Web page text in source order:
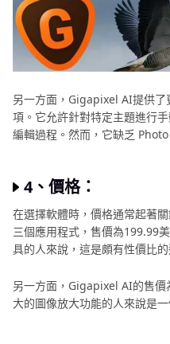
另一方面，Gigapixel AI提供
項。它允許針對特定主題進行
編輯過程。然而，它缺乏
4、價格：
在選擇軟體時，價格通常起著
三個應用程式，售價為199.99
具的人來說，這是頗有性價比的
另一方面，Gigapixel AI的售
大的圖像放大功能的人來說是一